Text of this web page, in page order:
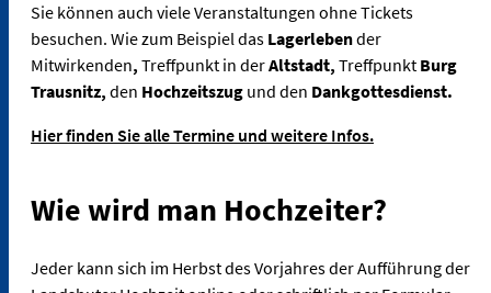
Sie können auch viele Veranstaltungen ohne Tickets
besuchen. Wie zum Beispiel das Lagerlebender
Mitwirkenden, Treffpunkt in derAltstadt, Treffpunkt Burg
Trausnitz, den Hochzeitszug und den Dankgottesdienst.
Hier finden Sie alle Termine und weitere Infos.
Wie wird man Hochzeiter?
Jeder kann sich im Herbst des Vorjahres der Aufführung der